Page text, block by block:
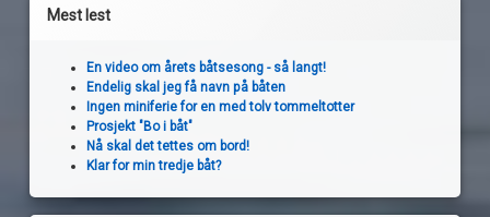
Mest lest
En video om årets båtsesong - så langt!
Endelig skal jeg få navn på båten
Ingen miniferie for en med tolv tommeltotter
Prosjekt "Bo i båt"
Nå skal det tettes om bord!
Klar for min tredje båt?